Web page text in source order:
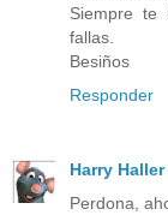
Siempre te
fallas.
Besiños
Responder
Harry Haller
Perdona,